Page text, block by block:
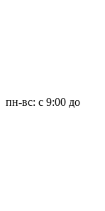
пн-вс: с 9:00 до